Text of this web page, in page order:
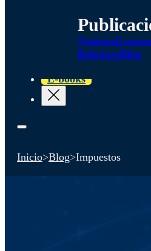
Noticias
BoletinesBlog
E-books
Inicio>Blog>Impuestos